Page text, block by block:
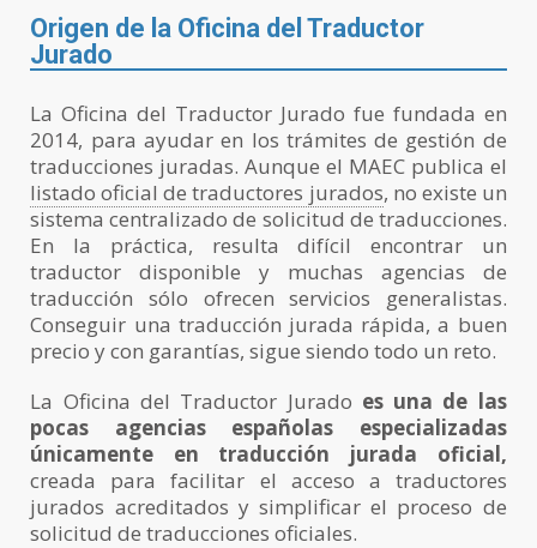
Origen de la Oficina del Traductor
Jurado
La Oficina del Traductor Jurado fue fundada en
2014, para ayudar en los trámites de gestión de
traducciones juradas. Aunque el MAEC publica el
listado oficial de traductores jurados, no existe un
sistema centralizado de solicitud de traducciones.
En la práctica, resulta difícil encontrar un
traductor disponible y muchas agencias de
traducción sólo ofrecen servicios generalistas.
Conseguir una traducción jurada rápida, a buen
precio y con garantías, sigue siendo todo un reto.
La Oficina del Traductor Jurado es una de las
pocas agencias españolas especializadas
únicamente en traducción jurada oficial,
creada para facilitar el acceso a traductores
jurados acreditados y simplificar el proceso de
solicitud de traducciones oficiales.